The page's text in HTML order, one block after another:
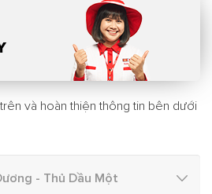
và hoàn thiện thông tin bên dưới